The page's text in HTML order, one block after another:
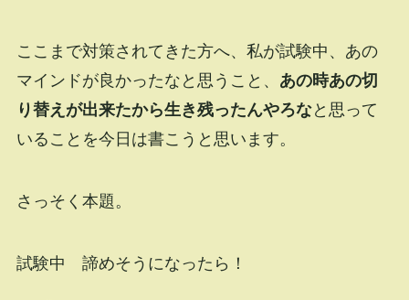
ここまで対策されてきた方へ、私が試験中、あの
マインドが良かったなと思うこと、 あの時あの切
り替えが出来たから生き残ったんやろなと思って
いることを今日は書こうと思います。
さっそく本題。
試験中 諦めそうになったら！